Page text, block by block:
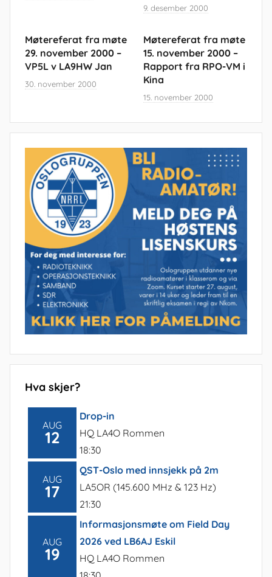
9. desember 2000
Møtereferat fra møte
29. november 2000 –
VP5L v LA9HW Jan
30. november 2000
Møtereferat fra møte
15. november 2000 –
Rapport fra RPO-VM i
Kina
15. november 2000
Hva skjer?
AUG
12
Drop-in
HQ LA4O Rommen
18:30
AUG
17
QST-Oslo med innsjekk på 2m
LA5OR (145.600 MHz & 123 Hz)
21:30
AUG
19
Informasjonsmøte om Field Day
2026 ved LB6AJ Eskil
HQ LA4O Rommen